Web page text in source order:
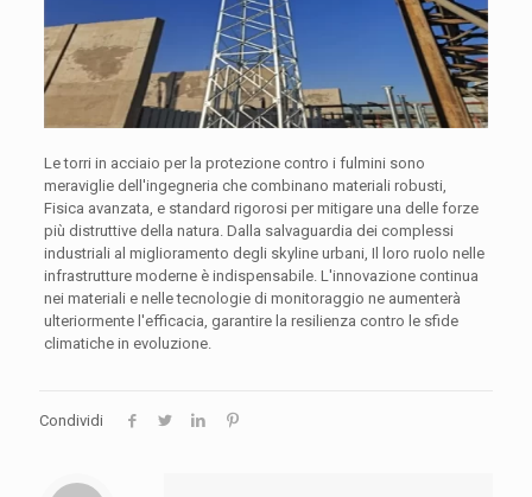
Le torri in acciaio per la protezione contro i fulmini sono
meraviglie dell'ingegneria che combinano materiali robusti,
Fisica avanzata, e standard rigorosi per mitigare una delle forze
più distruttive della natura. Dalla salvaguardia dei complessi
industriali al miglioramento degli skyline urbani, Il loro ruolo nelle
infrastrutture moderne è indispensabile. L'innovazione continua
nei materiali e nelle tecnologie di monitoraggio ne aumenterà
ulteriormente l'efficacia, garantire la resilienza contro le sfide
climatiche in evoluzione.
Condividi